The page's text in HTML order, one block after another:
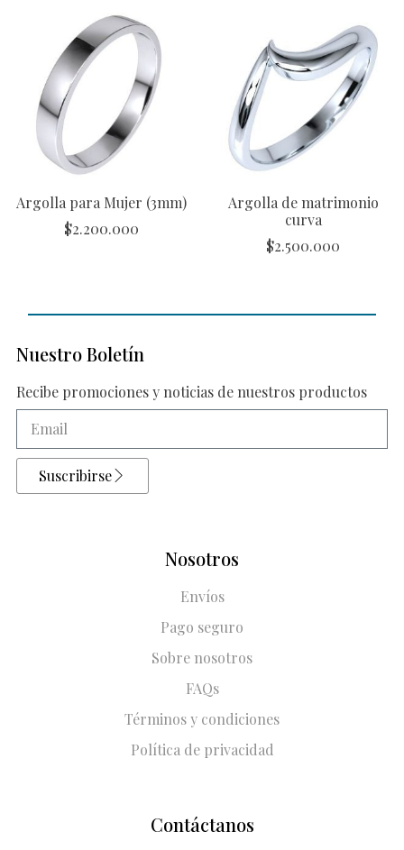
Argolla para Mujer (3mm)
$2.200.000
Argolla de matrimonio
curva
$2.500.000
Nuestro Boletín
Recibe promociones y noticias de nuestros productos
Suscribirse
Nosotros
Envíos
Pago seguro
Sobre nosotros
FAQs
Términos y condiciones
Política de privacidad
Contáctanos